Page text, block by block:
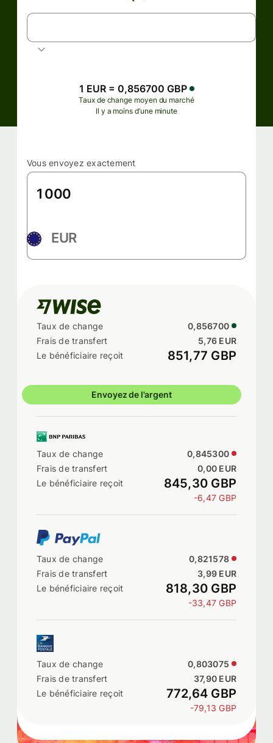
1 EUR = 0,856700 GBP
Taux de change moyen du marché
Il y a moins d’une minute
Vous envoyez exactement
EUR
0,856700
5,76 EUR
851,77 GBP
Envoyez de l'argent
0,845300
0,00 EUR
845,30 GBP
-6,47 GBP
0,821578
3,99 EUR
818,30 GBP
-33,47 GBP
0,803075
37,90 EUR
772,64 GBP
-79,13 GBP